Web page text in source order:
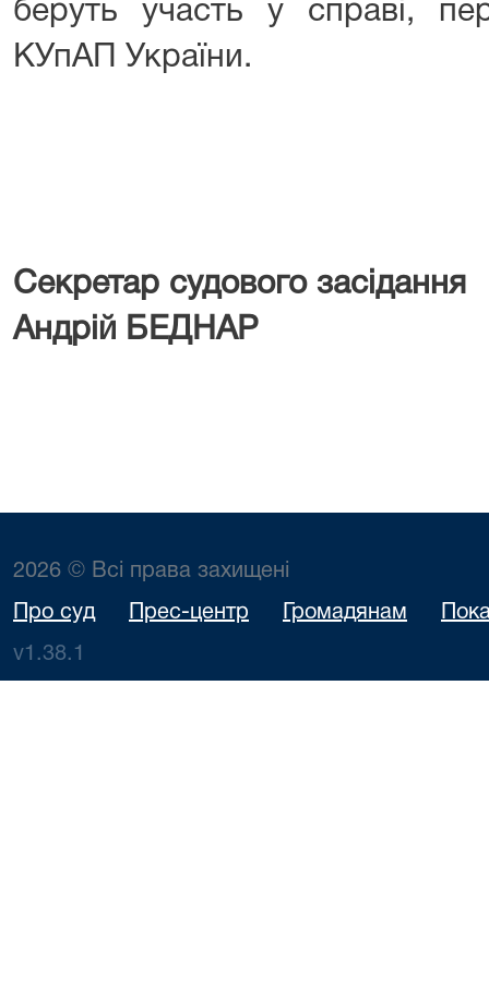
беруть участь у справі,
КУпАП України.
Секретар судового
Андрій БЕДНАР
2026 © Всі права захищені
Про суд Прес-центр Громадянам
v1.38.1